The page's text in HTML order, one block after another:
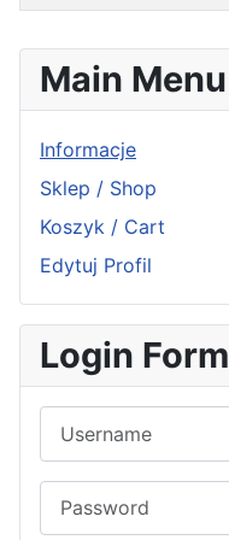
Main Menu
Informacje
Sklep / Shop
Koszyk / Cart
Edytuj Profil
Login Form